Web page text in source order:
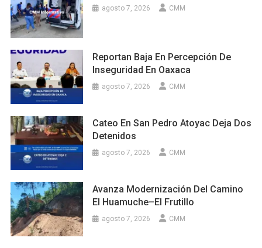
agosto 7, 2026 CMM
Reportan Baja En Percepción De
Inseguridad En Oaxaca
agosto 7, 2026 CMM
Cateo En San Pedro Atoyac Deja Dos
Detenidos
agosto 7, 2026 CMM
Avanza Modernización Del Camino
El Huamuche–El Frutillo
agosto 7, 2026 CMM